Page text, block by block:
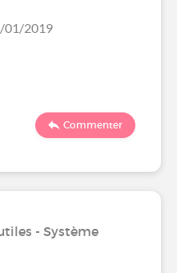
01/2019
Commenter
- Système